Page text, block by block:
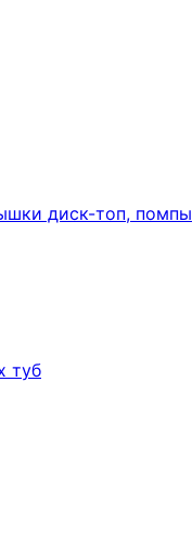
диск-топ, помпы
туб